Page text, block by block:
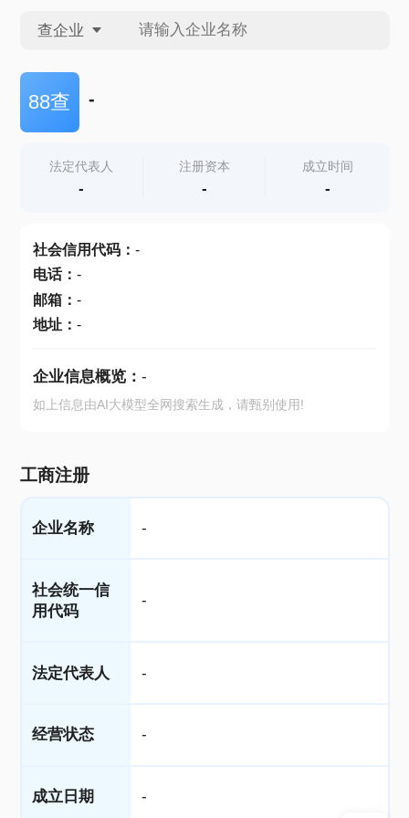
查企业
查企业
查产地
88查 -
法定代表人
-
注册资本
-
成立时间
-
社会信用代码： -
电话： -
邮箱： -
地址： -
企业信息概览： -
如上信息由AI大模型全网搜索生成，请甄别使用!
工商注册
企业名称 -
社会统一信
用代码
-
法定代表人 -
经营状态 -
成立日期 -